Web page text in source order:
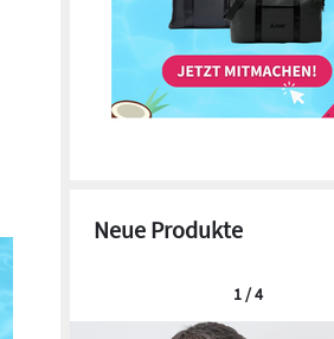
Neue Produkte
1 / 4